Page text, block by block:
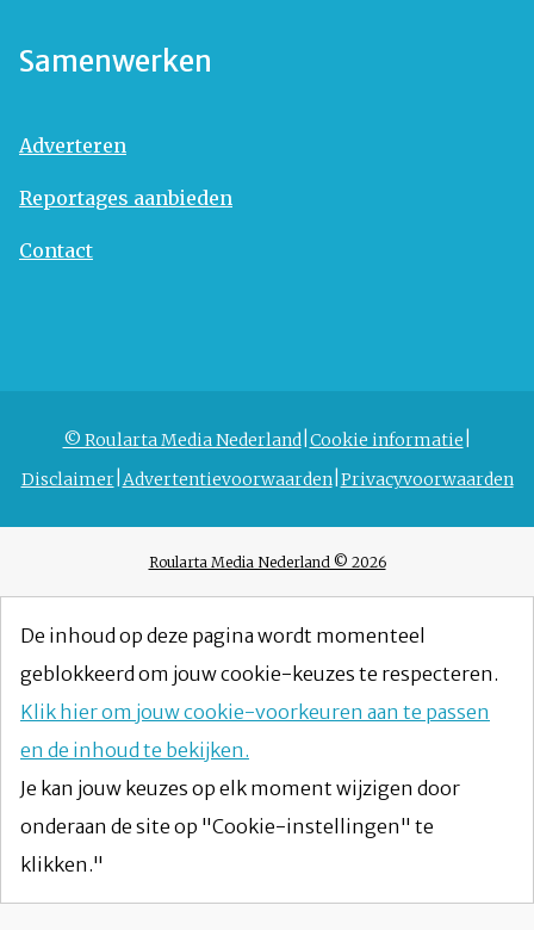
Samenwerken
Adverteren
Reportages aanbieden
Contact
© Roularta Media Nederland Cookie informatie
Disclaimer Advertentievoorwaarden Privacyvoorwaarden
Roularta Media Nederland © 2026
De inhoud op deze pagina wordt momenteel
geblokkeerd om jouw cookie-keuzes te respecteren.
Klik hier om jouw cookie-voorkeuren aan te passen
en de inhoud te bekijken.
Je kan jouw keuzes op elk moment wijzigen door
onderaan de site op "Cookie-instellingen" te
klikken."